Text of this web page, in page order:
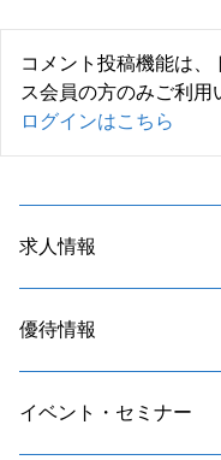
コメント投稿機能は
ス会員の方のみご利用
ログインはこちら
求人情報
優待情報
イベント・セミナー